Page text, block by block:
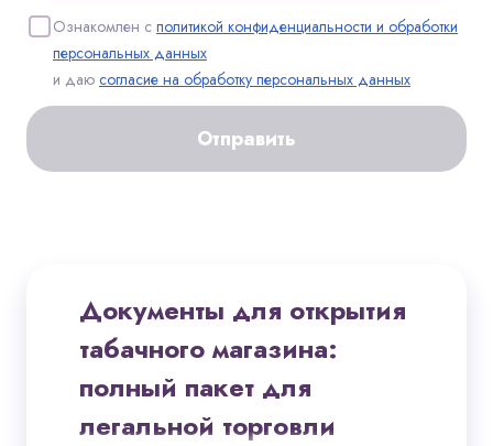
Ознакомлен с политикой конфиденциальности и обработки
персональных данных
и даю согласие на обработку персональных данных
Отправить
Документы для открытия
табачного магазина:
полный пакет для
легальной торговли